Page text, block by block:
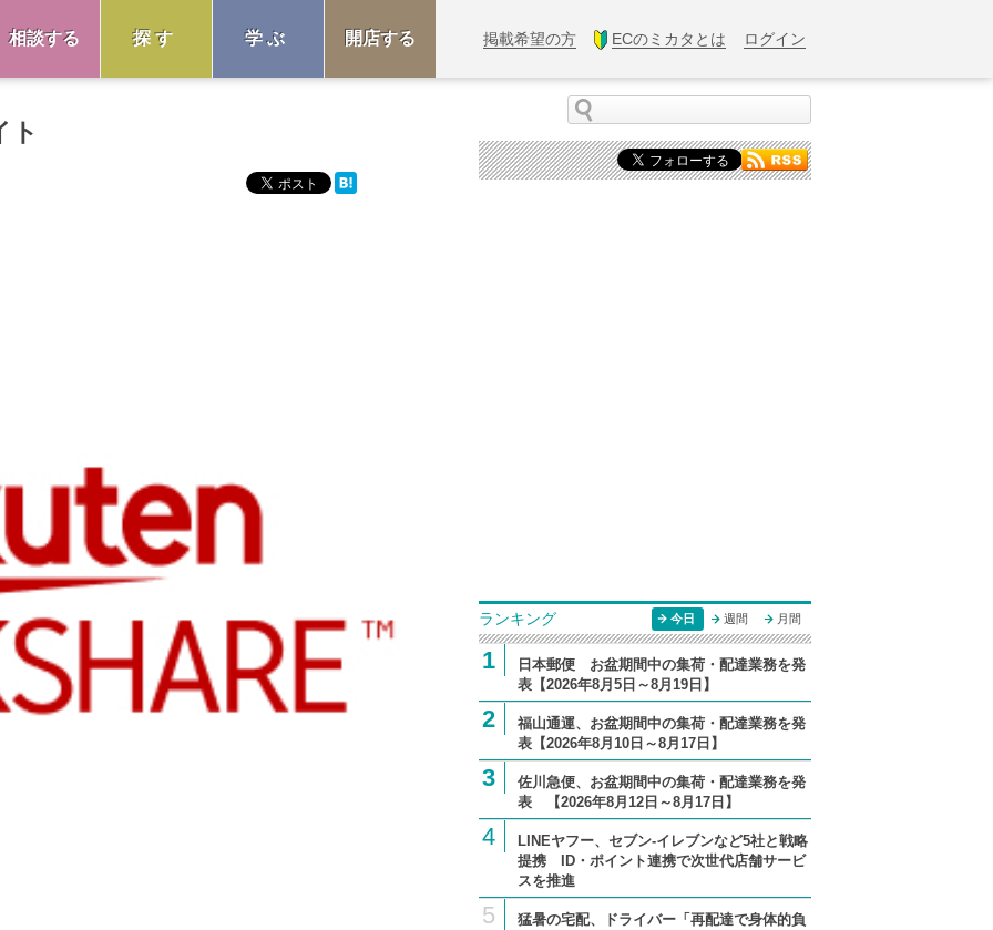
相談する 探す 学ぶ 開店する 掲載希望の方 ECのミカタとは ログイン
ト
ランキング 今日 週間 月間
1
日本郵便 お盆期間中の集荷・配達業務を発
表【2026年8月5日～8月19日】
2
福山通運、お盆期間中の集荷・配達業務を発
表【2026年8月10日～8月17日】
3
佐川急便、お盆期間中の集荷・配達業務を発
表 【2026年8月12日～8月17日】
4
LINEヤフー、セブン-イレブンなど5社と戦略
提携 ID・ポイント連携で次世代店舗サービ
スを推進
5
猛暑の宅配、ドライバー「再配達で身体的負